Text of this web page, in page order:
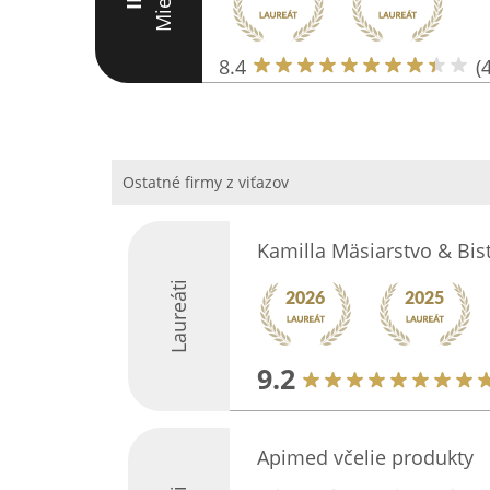
8.4
Ostatné firmy z viťazov
Laureáti
Kamilla Mäsiarstvo &
9.2
Apimed včelie produkty